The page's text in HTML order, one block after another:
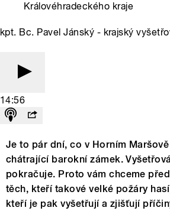
Královéhradeckého kraje
kpt. Bc. Pavel Jánský - krajský
14:56
Je to pár dní, co v Horním
chátrající barokní zámek.
pokračuje. Proto vám chceme
těch, kteří takové velké požáry
kteří je pak vyšetřují a zjišťují